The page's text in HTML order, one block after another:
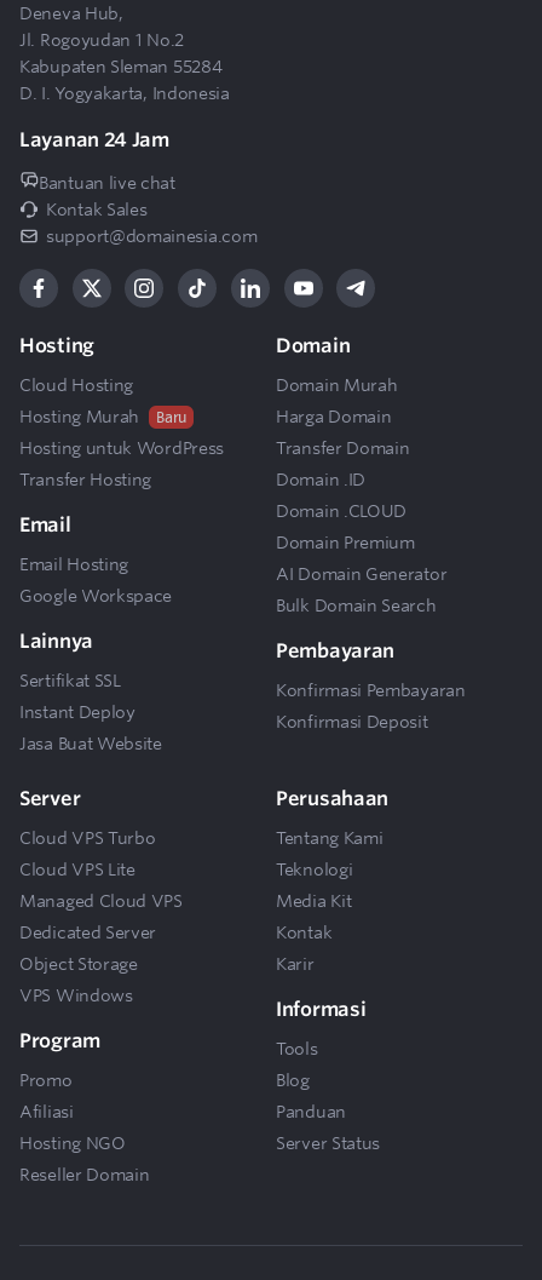
Deneva Hub,
Jl. Rogoyudan 1 No.2
Kabupaten Sleman 55284
D. I. Yogyakarta, Indonesia
Layanan 24 Jam
Bantuan live chat
Kontak Sales
support@domainesia.com
Hosting
Cloud Hosting
Hosting Murah
Baru
Hosting untuk WordPress
Transfer Hosting
Email
Email Hosting
Google Workspace
Lainnya
Sertifikat SSL
Instant Deploy
Jasa Buat Website
Domain
Domain Murah
Harga Domain
Transfer Domain
Domain .ID
Domain .CLOUD
Domain Premium
AI Domain Generator
Bulk Domain Search
Pembayaran
Konfirmasi Pembayaran
Konfirmasi Deposit
Server
Cloud VPS Turbo
Cloud VPS Lite
Managed Cloud VPS
Dedicated Server
Object Storage
VPS Windows
Program
Promo
Afiliasi
Hosting NGO
Reseller Domain
Perusahaan
Tentang Kami
Teknologi
Media Kit
Kontak
Karir
Informasi
Tools
Blog
Panduan
Server Status